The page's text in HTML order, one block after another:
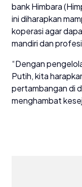
bank Himbara
ini diharapkan
koperasi agar
mandiri dan
“Dengan
Putih, kita
pertambangan di
menghambat